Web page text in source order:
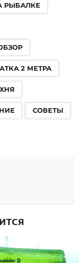
РЫБАЛКЕ
2 МЕТРА
СОВЕТЫ